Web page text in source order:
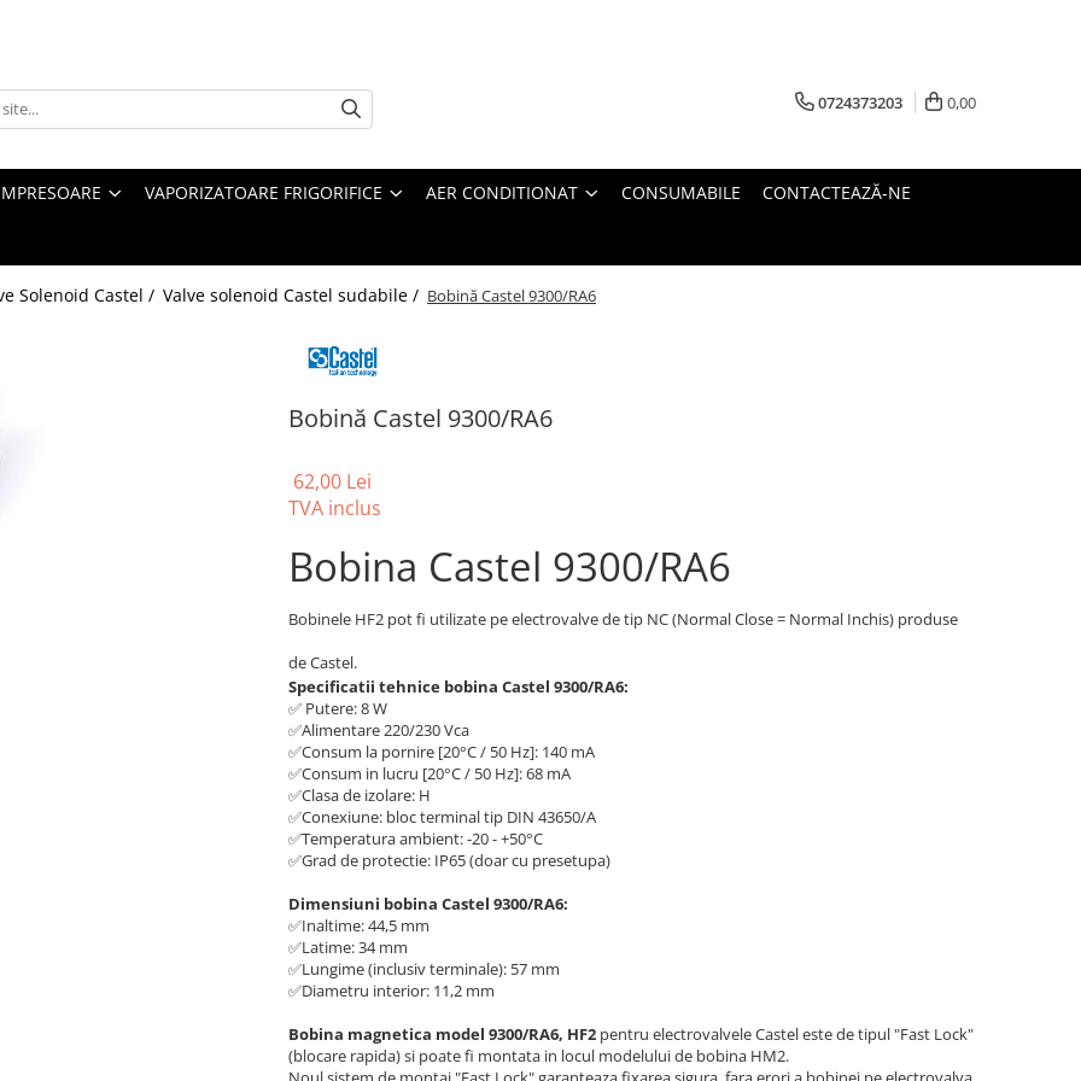
0724373203 0,00
VAPORIZATOARE FRIGORIFICE AER CONDITIONAT CONSUMABILE CONTACTEAZĂ-NE
Solenoid Castel / Valve solenoid Castel sudabile / Bobină Castel 9300/RA6
Bobină Castel 9300/RA6
62,00 Lei
TVA inclus
Bobina Castel 9300/RA6
Bobinele HF2 pot fi utilizate pe electrovalve de tip NC (Normal Close = Normal Inchis) produse
de Castel.
Specificatii tehnice bobina Castel 9300/RA6:
✅ Putere: 8 W
✅Alimentare 220/230 Vca
✅Consum la pornire [20°C / 50 Hz]: 140 mA
✅Consum in lucru [20°C / 50 Hz]: 68 mA
✅Clasa de izolare: H
✅Conexiune: bloc terminal tip DIN 43650/A
✅Temperatura ambient: -20 - +50°C
✅Grad de protectie: IP65 (doar cu presetupa)
Dimensiuni bobina Castel 9300/RA6:
✅Inaltime: 44,5 mm
✅Latime: 34 mm
✅Lungime (inclusiv terminale): 57 mm
✅Diametru interior: 11,2 mm
Bobina magnetica model 9300/RA6, HF2 pentru electrovalvele Castel este de tipul "Fast Lock"
(blocare rapida) si poate fi montata in locul modelului de bobina HM2.